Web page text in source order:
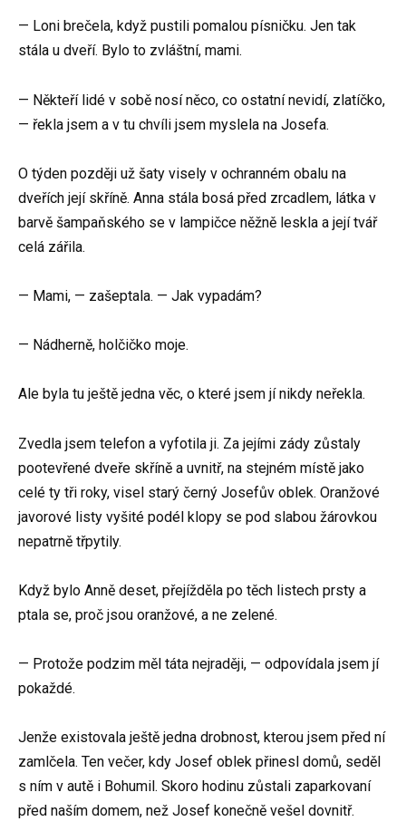
— Loni brečela, když pustili pomalou písničku. Jen tak
stála u dveří. Bylo to zvláštní, mami.
— Někteří lidé v sobě nosí něco, co ostatní nevidí, zlatíčko,
— řekla jsem a v tu chvíli jsem myslela na Josefa.
O týden později už šaty visely v ochranném obalu na
dveřích její skříně. Anna stála bosá před zrcadlem, látka v
barvě šampaňského se v lampičce něžně leskla a její tvář
celá zářila.
— Mami, — zašeptala. — Jak vypadám?
— Nádherně, holčičko moje.
Ale byla tu ještě jedna věc, o které jsem jí nikdy neřekla.
Zvedla jsem telefon a vyfotila ji. Za jejími zády zůstaly
pootevřené dveře skříně a uvnitř, na stejném místě jako
celé ty tři roky, visel starý černý Josefův oblek. Oranžové
javorové listy vyšité podél klopy se pod slabou žárovkou
nepatrně třpytily.
Když bylo Anně deset, přejížděla po těch listech prsty a
ptala se, proč jsou oranžové, a ne zelené.
— Protože podzim měl táta nejraději, — odpovídala jsem jí
pokaždé.
Jenže existovala ještě jedna drobnost, kterou jsem před ní
zamlčela. Ten večer, kdy Josef oblek přinesl domů, seděl
s ním v autě i Bohumil. Skoro hodinu zůstali zaparkovaní
před naším domem, než Josef konečně vešel dovnitř.